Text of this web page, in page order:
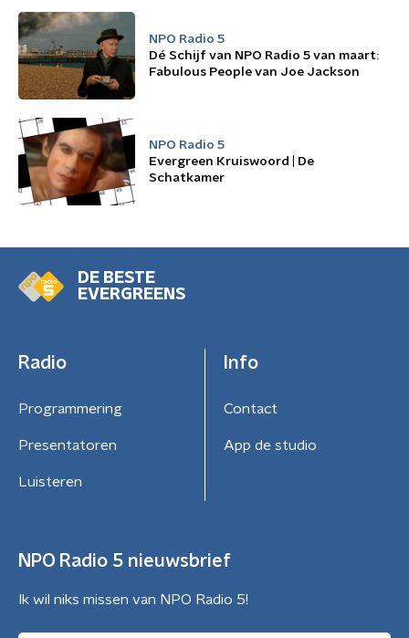
NPO Radio 5
Dé Schijf van NPO Radio 5 van maart:
Fabulous People van Joe Jackson
NPO Radio 5
Evergreen Kruiswoord | De
Schatkamer
DE BESTE
EVERGREENS
Radio
Programmering
Presentatoren
Luisteren
Info
Contact
App de studio
NPO Radio 5 nieuwsbrief
Ik wil niks missen van NPO Radio 5!